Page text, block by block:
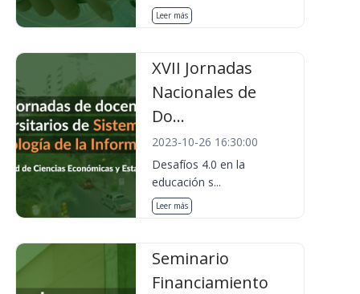
Leer más
XVII Jornadas
Nacionales de
Do...
2023-10-26 16:30:00
Desafíos 4.0 en la
educación s...
Leer más
Seminario
Financiamiento